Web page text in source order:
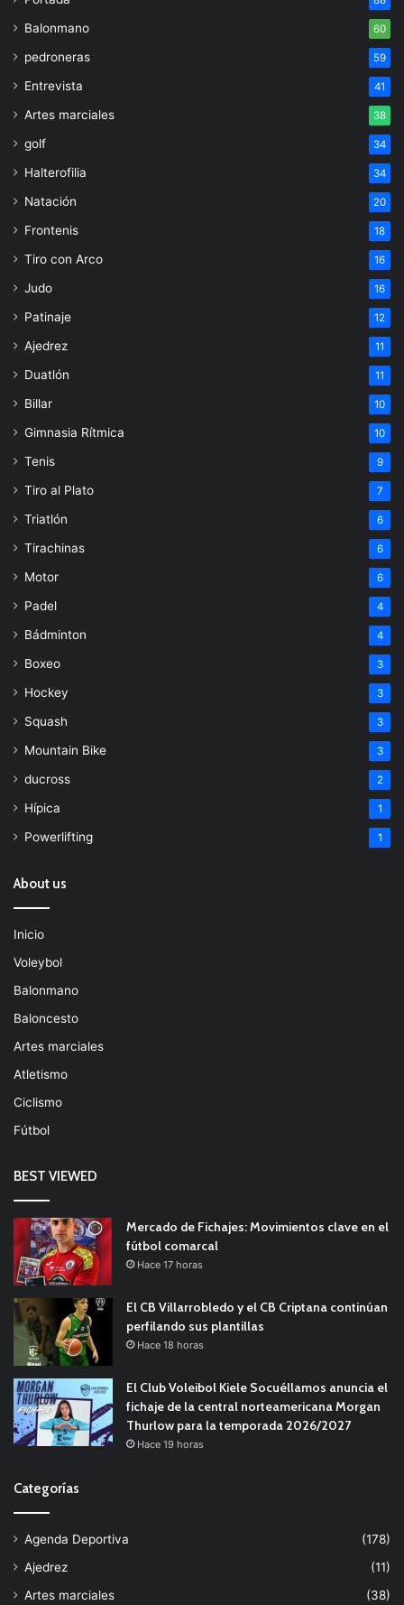
Balonmano 60
pedroneras 59
Entrevista 41
Artes marciales 38
golf 34
Halterofilia 34
Natación 20
Frontenis 18
Tiro con Arco 16
Judo 16
Patinaje 12
Ajedrez 11
Duatlón 11
Billar 10
Gimnasia Rítmica 10
Tenis 9
Tiro al Plato 7
Triatlón 6
Tirachinas 6
Motor 6
Padel 4
Bádminton 4
Boxeo 3
Hockey 3
Squash 3
Mountain Bike 3
ducross 2
Hípica 1
Powerlifting 1
About us
Inicio
Voleybol
Balonmano
Baloncesto
Artes marciales
Atletismo
Ciclismo
Fútbol
BEST VIEWED
Mercado de Fichajes: Movimientos clave en el
fútbol comarcal
Hace 17 horas
El CB Villarrobledo y el CB Criptana continúan
perfilando sus plantillas
Hace 18 horas
El Club Voleibol Kiele Socuéllamos anuncia el
fichaje de la central norteamericana Morgan
Thurlow para la temporada 2026/2027
Hace 19 horas
Categorías
Agenda Deportiva
(178)
Ajedrez
(11)
Artes marciales
(38)